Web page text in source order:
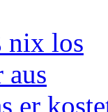
nix los
aus
er